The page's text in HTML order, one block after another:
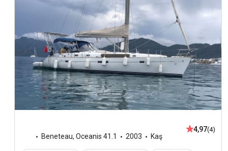
Beneteau, Oceanis 41.1 2003 Kaş
4,97(4)